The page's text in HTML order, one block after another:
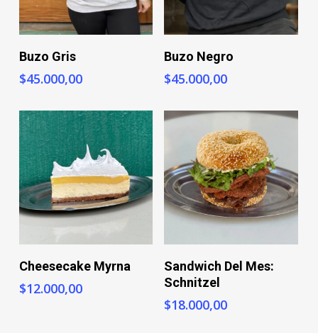
Buzo Gris
$45.000,00
Buzo Negro
$45.000,00
+ Info
Cheesecake Myrna
$12.000,00
+ Info
Sandwich Del Mes:
Schnitzel
$18.000,00